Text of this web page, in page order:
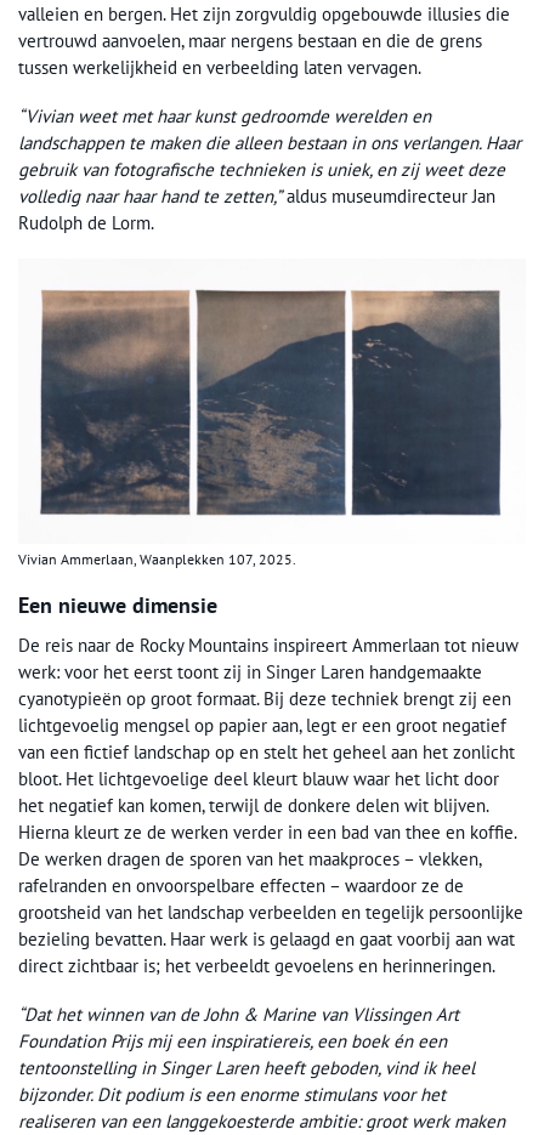
valleien en bergen. Het zijn zorgvuldig opgebouwde illusies die
vertrouwd aanvoelen, maar nergens bestaan en die de grens
tussen werkelijkheid en verbeelding laten vervagen.
“Vivian weet met haar kunst gedroomde werelden en
landschappen te maken die alleen bestaan in ons verlangen. Haar
gebruik van fotografische technieken is uniek, en zij weet deze
volledig naar haar hand te zetten,”aldus museumdirecteur Jan
Rudolph de Lorm.
Vivian Ammerlaan, Waanplekken 107, 2025.
Een nieuwe dimensie
De reis naar de Rocky Mountains inspireert Ammerlaan tot nieuw
werk: voor het eerst toont zij in Singer Laren handgemaakte
cyanotypieën op groot formaat. Bij deze techniek brengt zij een
lichtgevoelig mengsel op papier aan, legt er een groot negatief
van een fictief landschap op en stelt het geheel aan het zonlicht
bloot. Het lichtgevoelige deel kleurt blauw waar het licht door
het negatief kan komen, terwijl de donkere delen wit blijven.
Hierna kleurt ze de werken verder in een bad van thee en koffie.
De werken dragen de sporen van het maakproces – vlekken,
rafelranden en onvoorspelbare effecten – waardoor ze de
grootsheid van het landschap verbeelden en tegelijk persoonlijke
bezieling bevatten. Haar werk is gelaagd en gaat voorbij aan wat
direct zichtbaar is; het verbeeldt gevoelens en herinneringen.
“Dat het winnen van de John & Marine van Vlissingen Art
Foundation Prijs mij een inspiratiereis, een boek én een
tentoonstelling in Singer Laren heeft geboden, vind ik heel
bijzonder. Dit podium is een enorme stimulans voor het
realiseren van een langgekoesterde ambitie: groot werk maken